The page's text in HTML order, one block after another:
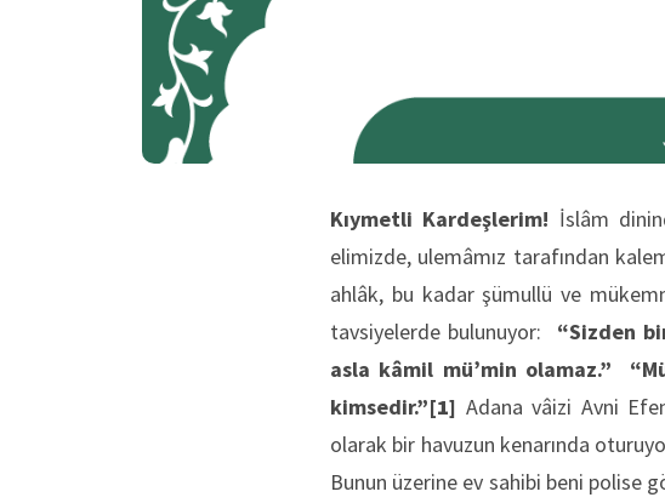
Kıymetli Kardeşlerim! İslâm
elimizde, ulemâmız tarafından
ahlâk, bu kadar şümullü ve
tavsiyelerde bulunuyor:
“Sizden
asla kâmil mü’min olamaz.”
kimsedir.”[1] Adana vâizi Avni
olarak bir havuzun kenarında
Bunun üzerine ev sahibi beni polise